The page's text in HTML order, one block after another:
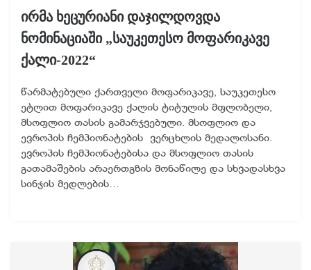
ირმა ხეცურიანი დაჯილდოვდა
ნომინაციაში „საუკეთესო მოფარიკავე
ქალი-2022“
წარმატებული ქართველი მოფარიკავე, საუკეთესო
ეტლით მოფარიკავე ქალის ტიტულის მფლობელი,
მსოფლიო თასის გამარჯვებული. მსოფლიო და
ევროპის ჩემპიონატების ვერცხლის მედალოსანი.
ევროპის ჩემპიონატებისა და მსოფლიო თასის
გათამაშების არაერთგზის მონაწილე და სხვადასხვა
სინჯის მედლების…